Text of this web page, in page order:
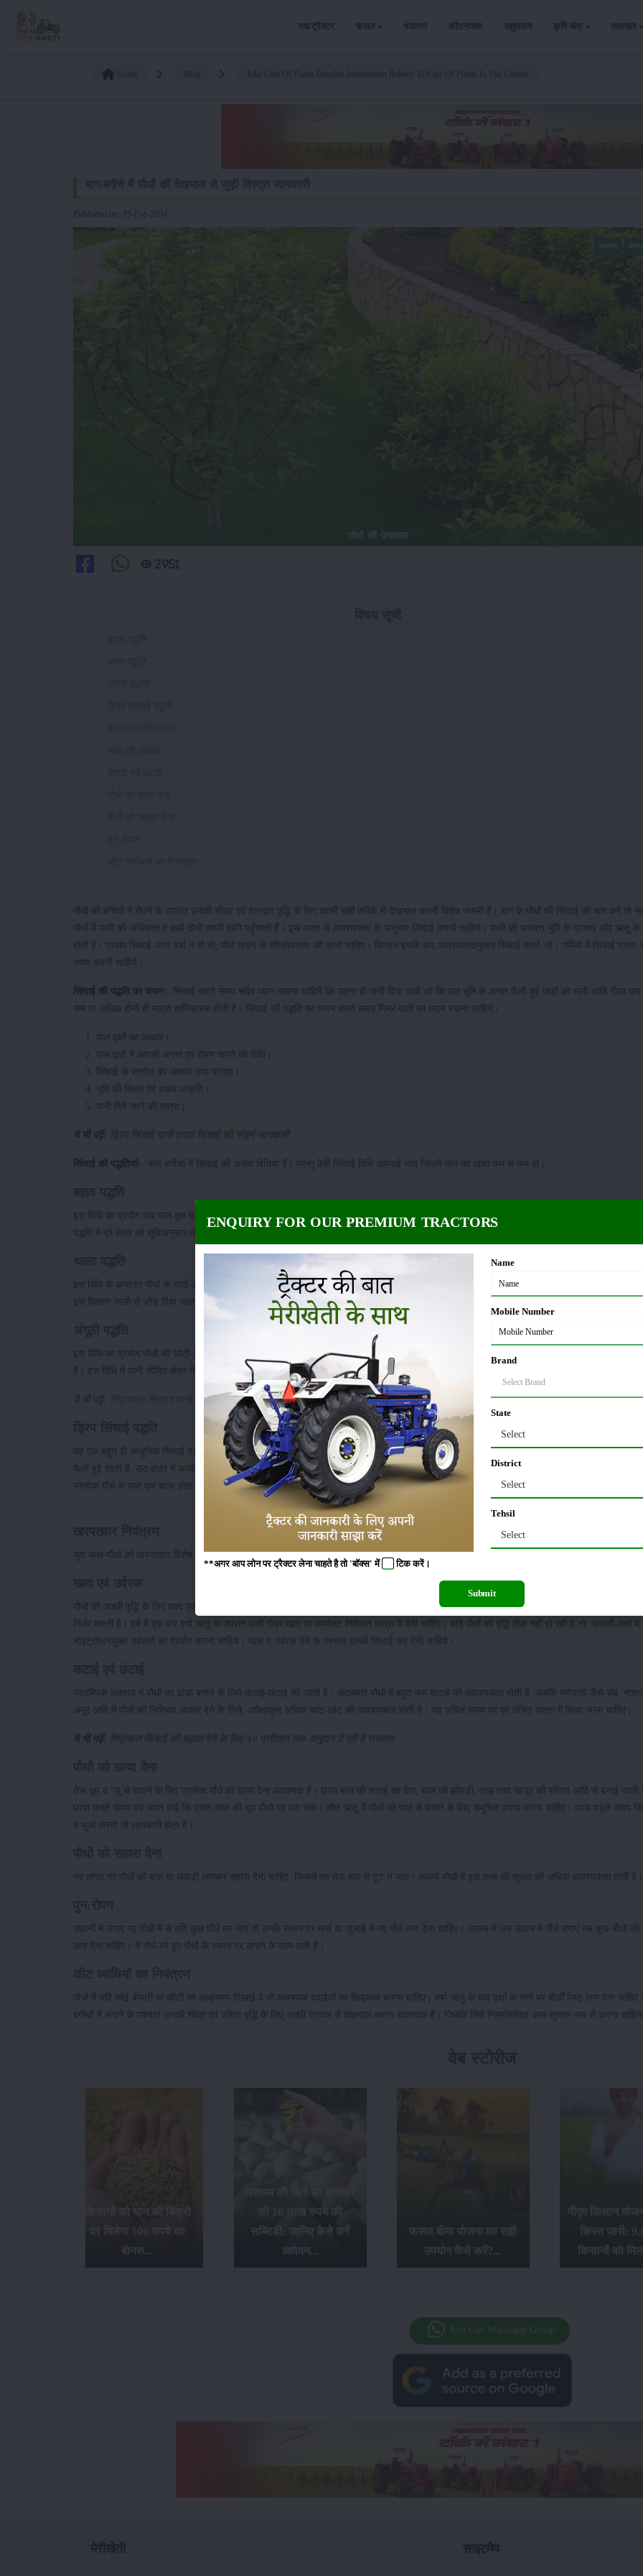
नया ट्रैक्टर फसल भंडारण कीटनाशक पशुपालन कृषि यंत्र समाचार
Published on: 19-Feb-2024
पौधों की देखभाल
2951
बहाव पद्धति
थाला पद्धति
अंगूठी पद्धति
ड्रिप सिंचाई पद्धति
खरपतवार नियंत्रण
खाद एवं उर्वरक
कटाई एवं छंटाई
पौधों को छाया देना
पौधों को सहारा देना
पुन:रोपण
कीट व्याधियों का नियंत्रण
पौधों को बगीचों में रोपने के उपरांत उनकी शीघ्र एवं शानदार वृद्धि के लिए काफी सही तरीके से देखभाल करनी विशेष जरूरी है। बाग के पौधों की सिंचाई की बात करें तो
पौधों में पानी की अधिकता व कमी दोनों काफी हानि पहुँचाती हैं। इस वजह से आवश्यकता के अनुरूप सिंचाई करनी चाहिये। पानी की जरूरत भूमि के प्रकार और ऋतु के
होती है। प्रथम सिंचाई अगर वर्षा न हो तो, पौधे लगाने के शीघ्रोपरान्त की जानी चाहिए। किसान इसके बाद आवश्यकतानुसार सिंचाई करते रहें। गर्मियों में सिंचाई प्रात:
समय करनी चाहिये।
सिंचाई की पद्धति का चयन:- सिंचाई करते समय सदैव ध्यान रखना चाहिये कि उतना ही पानी दिया जाये जो कि उस भूमि के अन्दर फैली हुई जड़ों को भली-भांति गीला
कम या अधिक दोनों ही मात्रा हानिकारक होती है। सिंचाई की पद्धति का चयन करते समय निम्र बातों का ध्यान रखना चाहिये।
फल वृक्षों का आकार।
फल वृक्षों में आपसी अन्तर एवं रोपण करने की विधि।
सिंचाई के स्त्रोत का आकार तथा प्रवाह।
भूमि की किस्म एवं स्थल आकृति।
पानी दिये जाने की मात्रा।
ये भी पढ़ें: ड्रिप सिंचाई यानी टपक सिंचाई की संपूर्ण जानकारी
सिंचाई की पद्धतियां:- फल बगीचों में सिंचाई की अनेक विधियां हैं। परन्तु ऐसी सिंचाई विधि अपनाई जाए जिसमें जल का खर्चा कम से कम हो।
इस विधि का प्रयोग जब फल वृक्ष बड़े हो जाते हैं और उनकी जड़े पूरे क्षेत्र में फैल जाती है या पानी अधिक मात्रा में उपलब्ध होता है। तब यह पद्धति काम में लाई जाती
पद्धति में पूरे क्षेत्र को सुविधानुसार क्यारियों में विभाजित कर सिंचाई की जाती है।
इस विधि के अन्तर्गत पौधों के चारों ओर थाला बना दिया जाता है। यह थाला गोलाकार या वर्गाकार हो सकता है। पौधों की दो कतारों के मध्य एक नाली बनाई जाती है। और
इस वितरण नाली से जोड़ दिया जाता है। इस विधि से जल का वितरण समान रूप से होता है एवं पौधों की जड़ों में पानी पंहुचता है।
इस विधि का प्रयोग पौधों की छोटी अवस्था में किया जाता है। पौधे के चारों ओर अंगूठीनुमा आकार बना दिया जाता है। और एक कतार में सभी वृक्षों के घेरे एक नाली से जोड़
हैं। इस विधि में पानी सीमित क्षेत्र में ही लगता है।
ये भी पढ़ें: स्प्रिंकलर सिस्टम यानी कम पानी में खेती
यह एक बहुत ही आधुनिक सिंचाई पद्धति है। जहां पर पानी की बहुत कमी हो वहां पर यह विधि बहुत ही उपयुक्त रहती है। ड्रिप सिंचाई पद्धति का सिद्धांत जिस क्षेत्र में
फैली हुई रहती हैं, उस क्षेत्र में अर्थात् जड़ क्षेत्र में प्रत्यक्ष रूप से पानी देने का है। इसमें प्लास्टिक की पतली नलिकाओं में से कम दबाव द्वारा प्रवाहित किया जाता है। इन
प्रत्येक पौधे के पास एक बाल्व होता है। जिसमें से पानी निकलने की मात्रा प्रतिदिन पौधे के पास की आवश्यकतानुसार रखी जाती है। इस विधि में जल की हानि कम से
युवा फल-पौधों को खरपतवार विशेष रूप से हानि पंहुचाते हैं। खरपतवार नियंत्रण के लिए समय-समय पर निदाई-गुड़ाई करती रहनी चाहिए।
पौधों की अच्छी वृद्धि के लिए खाद एवं उर्वरकों को उचित मात्रा में दिया जाना आवश्यक है। खाद एवं उर्वरक की मात्रा विशेष रूप से फल-पौधों की किस्म तथा भूमि की
निर्भर करती है। वर्ष में एक बार वर्षा ऋतु के उपरांत पकी गोबर खाद या कम्पोस्ट निश्चित मात्रा में देनी चाहिए। यदि पौधों की वृद्धि ठीक नहीं हो रही है तो, फरवरी-मार्च में
नाइट्रोजनयुक्त उर्वरकों का प्रयोग करना चाहिये। खाद व उर्वरक देने के पश्चात् हल्की सिंचाई कर देनी चाहिये।
प्रारम्भिक अवस्था में पौधों का ढांचा बनाने के लिये कटाई-छंटाई की जाती है। सदाबहार पौधों में बहुत कम कटाई की आवश्यकता होती है, जबकि पर्णपाती जैसे-सेब,
अंगूर आदि में पौधों को निश्चित आकार देने के लिये, अपेक्षाकृत अधिक कांट-छांट की आवश्यकता होती है। यह उचित समय पर एवं उचित मात्रा में किया जाना चाहिए।
ये भी पढ़ें: स्प्रिंकल सिंचाई को बढ़ावा देने के लिए ९० प्रतिशत तक अनुदान दे रही है सरकार
तेज धूप व ‘लू से बचाने के लिए प्रत्येक पौधे को छाया देना आवश्यक है। छाया बांस की चटाई का घेरा, घास की झोपड़ी, ताड़ तथा खजूर की पत्तियां आदि से बनाई जाती
छाया करते समय यह ध्यान रखें कि प्रात:काल की धूप पौधों पर लग सकें। शीत ऋतु में पौधों को पाले से बचाने के लिए समुचित उपाय करना चाहिए। पाला पड़ते समय
व धुआं करना भी लाभकारी होता है।
नए लगाए गए पौधों को बांस या लकड़ी लगाकर सहारा देना चाहिए, जिससे वह तेज हवा से टूट न जाए। कलमी पौधों में इस तरह की सुरक्षा की अधिक आवश्यकता होती है।
उद्यानों में लगाए गए पौधों में से यदि कुछ पौधे मर जाएं तो उनके स्थान पर मार्च या जुलाई में नए पौधे लगा देना चाहिए। आरम्भ में जब उद्यान में पौधे लगाएं तब कुछ पौधों को
लगा देना चाहिए। ये पौधे मरे हुए पौधों के स्थान पर लगाने के काम आते हैं।
पौधों में यदि कोई बीमारी या कीटों का आक्रमण दिखाई दे तो आवश्यक दवाईयों का छिड़काव करना चाहिए। वर्षा ऋतु के बाद वृक्षों के तनों पर बोर्डों पेस्ट लगा देना
बगीचों में लगाने के पश्चात उनकी शीघ्र एवं उचित वृद्धि के लिए अच्छी प्रकार से देखभाल करना आवश्यक है। जिसके लिये निम्रलिखित काम सुचारू रूप से करना
किसानों को धान की बिक्री
बोनस...
की 10 लाख रुपये की
सब्सिडी: जानिए कैसे करें
आवेदन...
फसल बीमा योजना का सही
उपयोग कैसे करें?...
पीएम किसान
किस्त जारी:
किसानों को
Join Our Whatsapp Group
ENQUIRY FOR OUR PREMIUM TRACTORS
Name
Mobile Number
Brand
State
Select
District
Select
Tehsil
Select
**अगर आप लोन पर ट्रैक्टर लेना चाहते है तो 'बॉक्स' में टिककरें।
Submit